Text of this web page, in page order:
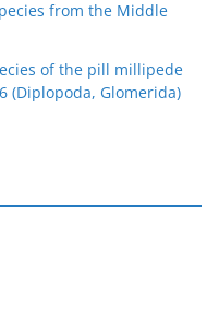
from the Middle
of the pill millipede
(Diplopoda, Glomerida)